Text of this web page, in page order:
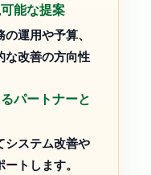
能な提案
運用や予算、
な改善の方向性
パートナーと
システム改善や
トします。